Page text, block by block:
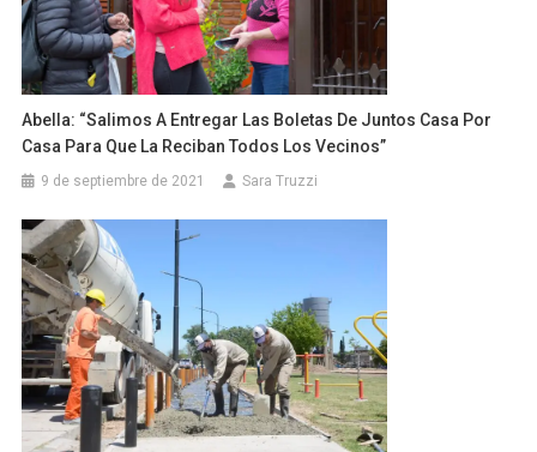
Abella: “salimos A Entregar Las Boletas De Juntos Casa Por
Casa Para Que La Reciban Todos Los Vecinos”
9 de septiembre de 2021 Sara Truzzi